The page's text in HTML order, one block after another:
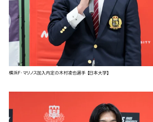
横浜F・マリノス加入内定の木村凌也選手 【日本大学】